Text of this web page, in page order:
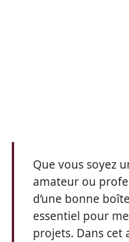
Que vous soyez
amateur ou
d’une bonne
essentiel pour
projets. Dans cet